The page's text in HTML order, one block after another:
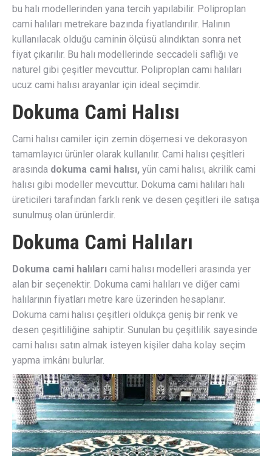
bu halı modellerinden yana tercih yapılabilir. Poliproplan
cami halıları metrekare bazında fiyatlandırılır. Halının
kullanılacak olduğu caminin ölçüsü alındıktan sonra net
fiyat çıkarılır. Bu halı modellerinde seccadeli saflığı ve
naturel gibi çeşitler mevcuttur. Poliproplan cami halıları
ucuz cami halısı arayanlar için ideal seçimdir.
Dokuma Cami Halısı
Cami halısı camiler için zemin döşemesi ve dekorasyon
tamamlayıcı ürünler olarak kullanılır. Cami halısı çeşitleri
arasında dokuma cami halısı, yün cami halısı, akrilik cami
halısı gibi modeller mevcuttur. Dokuma cami halıları halı
üreticileri tarafından farklı renk ve desen çeşitleri ile satışa
sunulmuş olan ürünlerdir.
Dokuma Cami Halıları
Dokuma cami halıları cami halısı modelleri arasında yer
alan bir seçenektir. Dokuma cami halıları ve diğer cami
halılarının fiyatları metre kare üzerinden hesaplanır.
Dokuma cami halısı çeşitleri oldukça geniş bir renk ve
desen çeşitliliğine sahiptir. Sunulan bu çeşitlilik sayesinde
cami halısı satın almak isteyen kişiler daha kolay seçim
yapma imkânı bulurlar.